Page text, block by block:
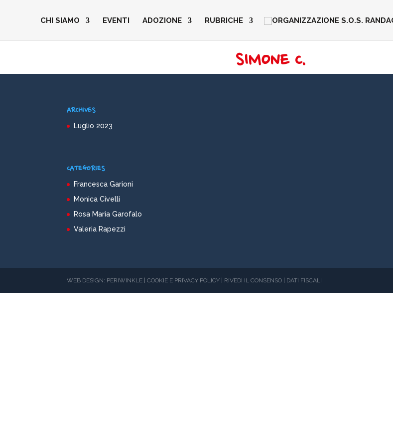
CHI SIAMO EVENTI ADOZIONE RUBRICHE
SIMONE C.
ARCHIVES
Luglio 2023
CATEGORIES
Francesca Garioni
Monica Civelli
Rosa Maria Garofalo
Valeria Rapezzi
WEB DESIGN: PERIWINKLE | COOKIE E PRIVACY POLICY | RIVEDI IL CONSENSO | DATI FISCALI